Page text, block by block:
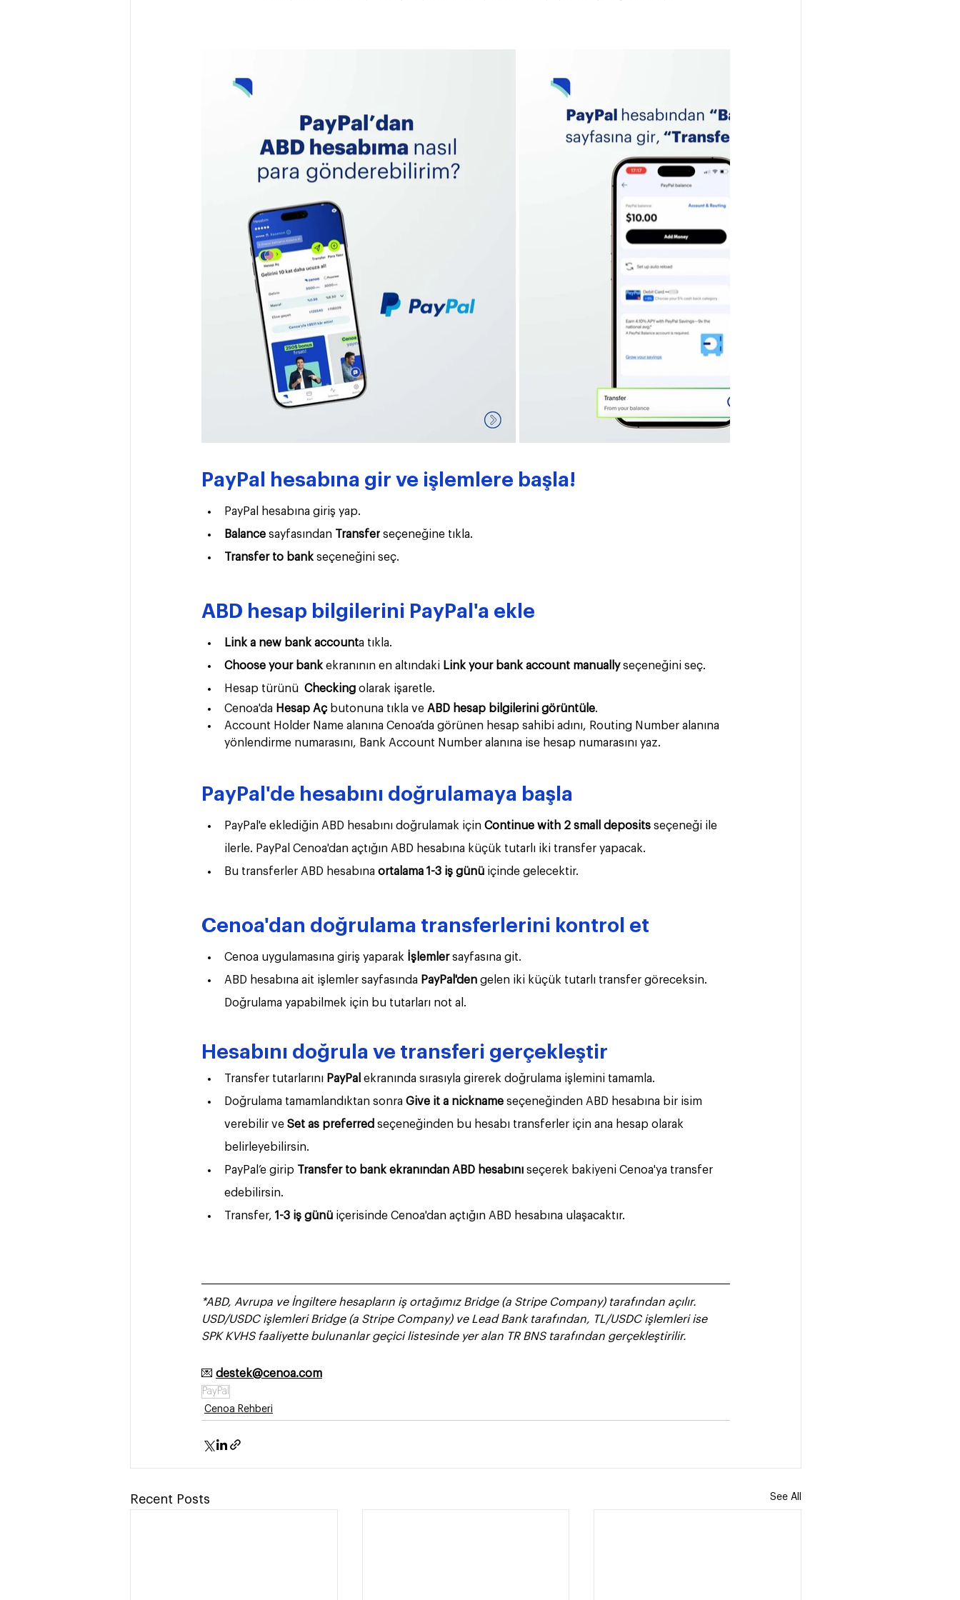
PayPal hesabına gir ve işlemlere başla!
PayPal hesabına giriş yap.
Balance sayfasından Transfer seçeneğine tıkla.
Transfer to bank seçeneğini seç.
ABD hesap bilgilerini PayPal'a ekle
Link a new bank accounta tıkla.
Choose your bank ekranının en altındaki Link your bank account manually seçeneğini seç.
Hesap türünü Checking olarak işaretle.
Cenoa'da Hesap Aç butonuna tıkla ve ABD hesap bilgilerini görüntüle.
Account Holder Name alanına Cenoa’da görünen hesap sahibi adını, Routing Number alanına
yönlendirme numarasını, Bank Account Number alanına ise hesap numarasını yaz.
PayPal'de hesabını doğrulamaya başla
PayPal'e eklediğin ABD hesabını doğrulamak için Continue with 2 small deposits seçeneği ile
ilerle. PayPal Cenoa'dan açtığın ABD hesabına küçük tutarlı iki transfer yapacak.
Bu transferler ABD hesabına ortalama 1-3 iş günü içinde gelecektir.
Cenoa'dan doğrulama transferlerini kontrol et
Cenoa uygulamasına giriş yaparak İşlemler sayfasına git.
ABD hesabına ait işlemler sayfasında PayPal'den gelen iki küçük tutarlı transfer göreceksin.
Doğrulama yapabilmek için bu tutarları not al.
Hesabını doğrula ve transferi gerçekleştir
Transfer tutarlarını PayPal ekranında sırasıyla girerek doğrulama işlemini tamamla.
Doğrulama tamamlandıktan sonra Give it a nickname seçeneğinden ABD hesabına bir isim
verebilir ve Set as preferred seçeneğinden bu hesabı transferler için ana hesap olarak
belirleyebilirsin.
PayPal’e girip Transfer to bank ekranından ABD hesabını seçerek bakiyeni Cenoa'ya transfer
edebilirsin.
Transfer, 1-3 iş günü içerisinde Cenoa'dan açtığın ABD hesabına ulaşacaktır.
*ABD, Avrupa ve İngiltere hesapların iş ortağımız Bridge (a Stripe Company) tarafından açılır.
USD/USDC işlemleri Bridge (a Stripe Company) ve Lead Bank tarafından, TL/USDC işlemleri ise
SPK KVHS faaliyette bulunanlar geçici listesinde yer alan TR BNS tarafından gerçekleştirilir.
💌 destek@cenoa.com
PayPal
Cenoa Rehberi
Recent Posts See All